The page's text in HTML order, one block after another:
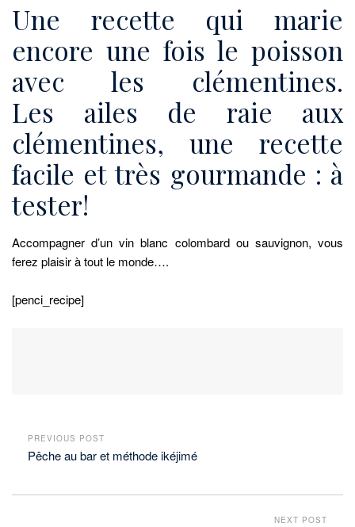
Une recette qui marie
encore une fois le poisson
avec les clémentines.
Les ailes de raie aux
clémentines, une recette
facile et très gourmande : à
tester!
Accompagner d’un vin blanc colombard ou sauvignon, vous
ferez plaisir à tout le monde….
[penci_recipe]
PREVIOUS POST
Pêche au bar et méthode ikéjimé
NEXT POST